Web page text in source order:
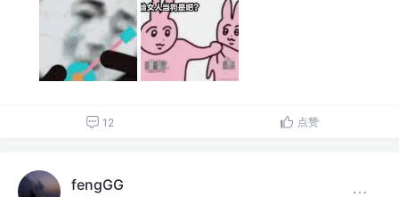
12 点赞
fengGG